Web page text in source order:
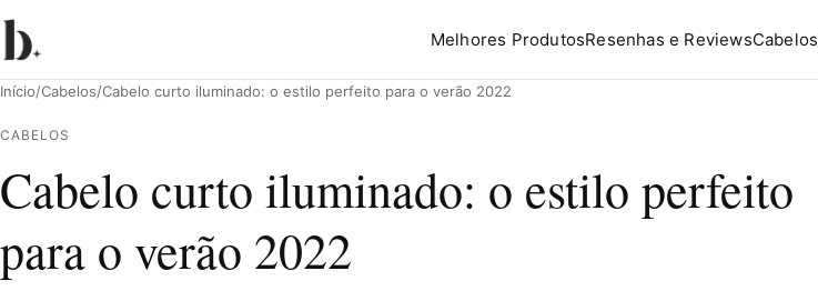
Melhores ProdutosResenhas e ReviewsCabelos
Pesquisar
Início/Cabelos/Cabelo curto iluminado: o estilo perfeito para o verão 2022
CABELOS
Cabelo curto iluminado: o estilo perfeito
para o verão 2022